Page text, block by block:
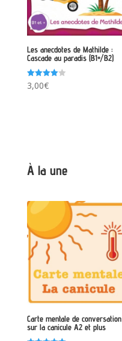
Les anecdotes de Mathilde :
Cascade au paradis (B1+/B2)
Note
4.00
3,00€
À la une
Carte mentale de conversation
sur la canicule A2 et plus